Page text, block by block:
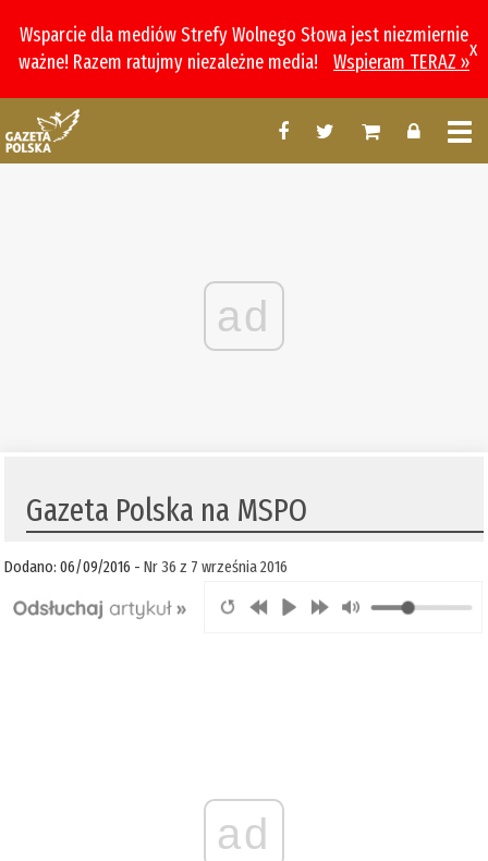
Wsparcie dla mediów Strefy Wolnego Słowa jest niezmiernie
ważne! Razem ratujmy niezależne media!
Wspieram TERAZ »
x
ad
Gazeta Polska na MSPO
Dodano: 06/09/2016 -Nr 36 z 7 września 2016
ad